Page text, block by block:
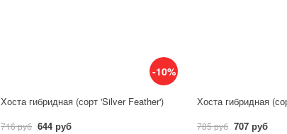
-10%
Хоста гибридная (сорт 'Silver Feather')
716 руб 644 руб 785 руб 707 руб